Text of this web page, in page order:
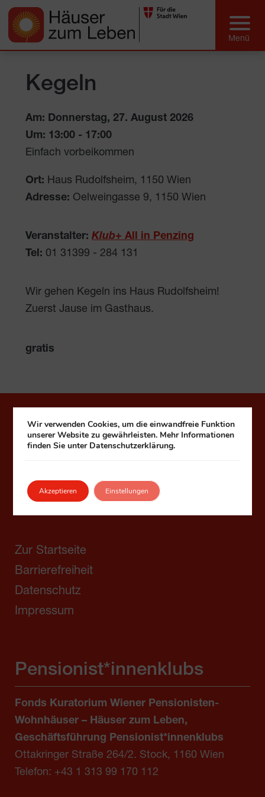
Kegeln
Am: Donnerstag, 27. August 2026
Um: 13:00 - 17:00
Einfach vorbeikommen
Ort: Haus Rudolfsheim, 1150 Wien
Adresse: Oelweingasse 9, 1150 Wien
Veranstalter: Klub+ All in Penzing
Tel: 01 31399 - 284 131
Wir gehen Kegeln ins Haus Rudolfsheim!
Zuerst Jause im Gasthaus.
gratis
Häuser zum Leben
1090 Wien, Seegasse 9
Zur Startseite
Barrierefreiheit
Datenschutz
Impressum
Pensionist*innenklubs
Fonds Kuratorium Wiener Pensionisten-
Wohnhäuser – Häuser zum Leben,
Geschäftsführung Pensionist*innenklubs
Ottakringer Straße 264/2. Stock, 1160 Wien
Telefon: +43 1 313 99 170 112
Wir verwenden Cookies, um die einwandfreie Funktion
unserer Website zu gewährleisten. Mehr Informationen
finden Sie unter Datenschutzerklärung.
Akzeptieren Einstellungen